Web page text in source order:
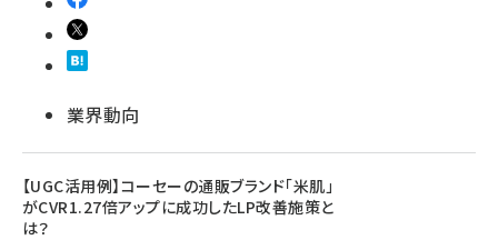
業界動向
【UGC活用例】コーセーの通販ブランド「米肌」
がCVR1.27倍アップに成功したLP改善施策と
は？